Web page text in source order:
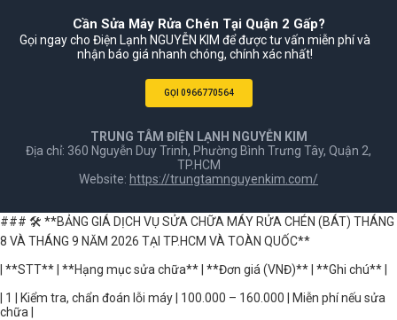
Cần Sửa Máy Rửa Chén Tại Quận 2 Gấp?
Gọi ngay cho Điện Lạnh NGUYỄN KIM để được tư vấn miễn phí và
nhận báo giá nhanh chóng, chính xác nhất!
GỌI 0966770564
TRUNG TÂM ĐIỆN LẠNH NGUYỄN KIM
Địa chỉ: 360 Nguyễn Duy Trinh, Phường Bình Trưng Tây, Quận 2,
TP.HCM
Website: https://trungtamnguyenkim.com/
### 🛠️ **BẢNG GIÁ DỊCH VỤ SỬA CHỮA MÁY RỬA CHÉN (BÁT) THÁNG
8 VÀ THÁNG 9 NĂM 2026 TẠI TP.HCM VÀ TOÀN QUỐC**
| **STT** | **Hạng mục sửa chữa** | **Đơn giá (VNĐ)** | **Ghi chú** |
| 1 | Kiểm tra, chẩn đoán lỗi máy | 100.000 – 160.000 | Miễn phí nếu sửa
chữa |